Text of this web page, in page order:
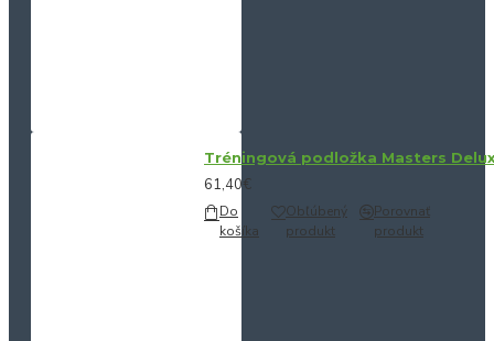
Tréningová podložka Masters
61,40€
Do
košíka
Obľúbený
produkt
Porovnať
produkt